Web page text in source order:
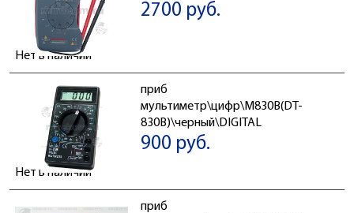
2700 руб.
Нет в наличии
приб
мультиметр\цифр\M830B(DT-
830B)\черный\DIGITAL
900 руб.
Нет в наличии
приб